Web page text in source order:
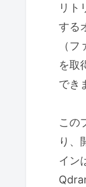
リト
する
（
を取
でき
この
り、
イン